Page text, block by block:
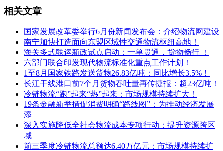
相关文章
国家发展改革委举行6月份新闻发布会：介绍物流网建设
南宁加快打造面向东盟区域性交通物流枢纽高地！
海关多式联运新政试点启动：一单贯通，货物畅行 ！
六部门联合印发现代物流标准化重点工作计划！
1至8月国家铁路发送货物26.83亿吨：同比增长3.5%！
长江干线港口前7个月货物吞吐量再传捷报：超23亿吨！
冷链物流“跑”起来“热”起来：市场规模持续扩大！
19条金融新举措促消费明确“路线图”：为推动经济发展
添
深入实施降低全社会物流成本专项行动：提升资源跨区
域
前三季度冷链物流总额达6.40万亿元：市场规模持续扩